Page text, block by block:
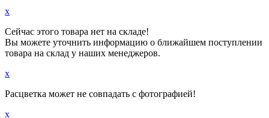
x
Сейчас этого товара нет на складе!
Вы можете уточнить информацию о ближайшем поступлении
товара на склад у наших менеджеров.
x
Расцветка может не совпадать с фотографией!
x